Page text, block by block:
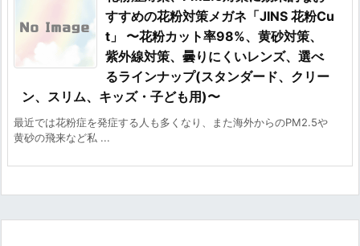
すすめの花粉対策メガネ「JINS 花粉Cu
t」 〜花粉カット率98%、黄砂対策、
紫外線対策、曇りにくいレンズ、選べ
るラインナップ(スタンダード、クリー
ン、スリム、キッズ・子ども用)〜
最近では花粉症を発症する人も多くなり、また海外からのPM2.5や
黄砂の飛来など私 ...